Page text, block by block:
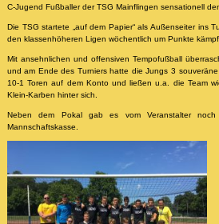
C-Jugend Fußballer der TSG Mainflingen sensationell
Die TSG startete „auf dem Papier“ als Außenseiter ins
den klassenhöheren Ligen wöchentlich um Punkte
Mit ansehnlichen und offensiven Tempofußball
und am Ende des Turniers hatte die Jungs 3
10-1 Toren auf dem Konto und ließen u.a. die Team
Klein-Karben hinter sich.
Neben dem Pokal gab es vom Veranstalter
Mannschaftskasse.